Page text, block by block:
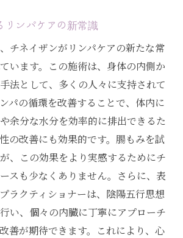
リンパケアの新常識
チネイザンがリンパケアの新たな常
います。この施術は、身体の内側か
法として、多くの人々に支持されて
パの循環を改善することで、体内に
余分な水分を効率的に排出できるた
の改善にも効果的です。腸もみを試
、この効果をより実感するためにチ
スも少なくありません。さらに、表
ラクティショナーは、陰陽五行思想
い、個々の内臓に丁寧にアプローチ
善が期待できます。これにより、心